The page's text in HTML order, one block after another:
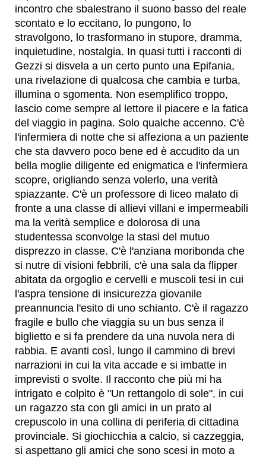
incontro che sbalestrano il suono basso del reale
scontato e lo eccitano, lo pungono, lo
stravolgono, lo trasformano in stupore, dramma,
inquietudine, nostalgia. In quasi tutti i racconti di
Gezzi si disvela a un certo punto una Epifania,
una rivelazione di qualcosa che cambia e turba,
illumina o sgomenta. Non esemplifico troppo,
lascio come sempre al lettore il piacere e la fatica
del viaggio in pagina. Solo qualche accenno. C'è
l'infermiera di notte che si affeziona a un paziente
che sta davvero poco bene ed è accudito da un
bella moglie diligente ed enigmatica e l'infermiera
scopre, origliando senza volerlo, una verità
spiazzante. C'è un professore di liceo malato di
fronte a una classe di allievi villani e impermeabili
ma la verità semplice e dolorosa di una
studentessa sconvolge la stasi del mutuo
disprezzo in classe. C'è l'anziana moribonda che
si nutre di visioni febbrili, c'è una sala da flipper
abitata da orgoglio e cervelli e muscoli tesi in cui
l'aspra tensione di insicurezza giovanile
preannuncia l'esito di uno schianto. C'è il ragazzo
fragile e bullo che viaggia su un bus senza il
biglietto e si fa prendere da una nuvola nera di
rabbia. E avanti così, lungo il cammino di brevi
narrazioni in cui la vita accade e si imbatte in
imprevisti o svolte. Il racconto che più mi ha
intrigato e colpito è "Un rettangolo di sole", in cui
un ragazzo sta con gli amici in un prato al
crepuscolo in una collina di periferia di cittadina
provinciale. Si giochicchia a calcio, si cazzeggia,
si aspettano gli amici che sono scesi in moto a